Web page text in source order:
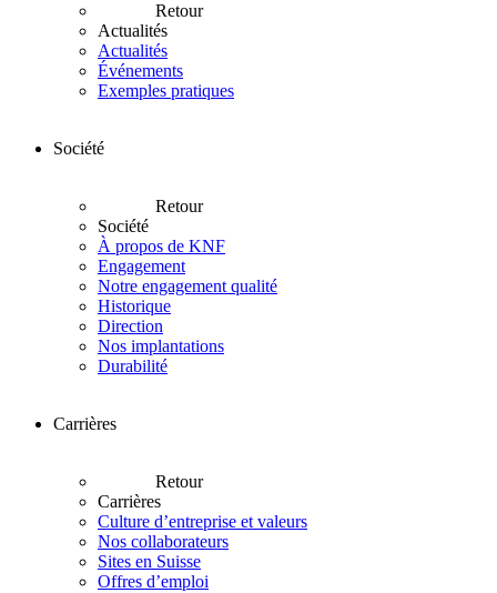
Retour
Actualités
Actualités
Événements
Exemples pratiques
Société
Retour
Société
À propos de KNF
Engagement
Notre engagement qualité
Historique
Direction
Nos implantations
Durabilité
Carrières
Retour
Carrières
Culture d’entreprise et valeurs
Nos collaborateurs
Sites en Suisse
Offres d’emploi